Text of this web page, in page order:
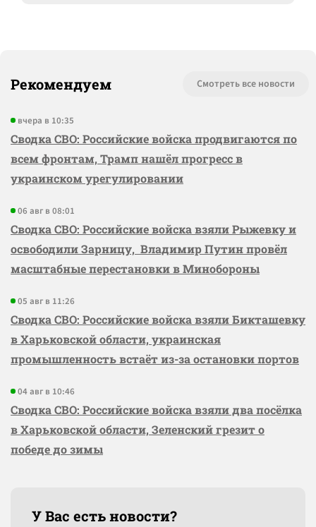
Рекомендуем Смотреть все новости
вчера в 10:35
Сводка СВО: Российские войска продвигаются по
всем фронтам, Трамп нашёл прогресс в
украинском урегулировании
06 авг в 08:01
Сводка СВО: Российские войска взяли Рыжевку и
освободили Зарницу, Владимир Путин провёл
масштабные перестановки в Минобороны
05 авг в 11:26
Сводка СВО: Российские войска взяли Бикташевку
в Харьковской области, украинская
промышленность встаёт из-за остановки портов
04 авг в 10:46
Сводка СВО: Российские войска взяли два посёлка
в Харьковской области, Зеленский грезит о
победе до зимы
У Вас есть новости?